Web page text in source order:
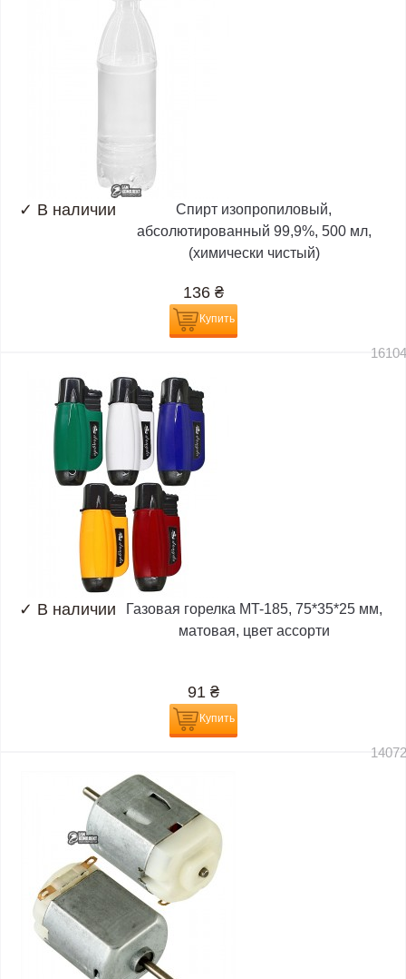
✓ В наличии
Спирт изопропиловый,
абсолютированный 99,9%, 500 мл,
(химически чистый)
136 ₴
Купить
✓ В наличии
Газовая горелка MT-185, 75*35*25 мм,
матовая, цвет ассорти
91 ₴
Купить